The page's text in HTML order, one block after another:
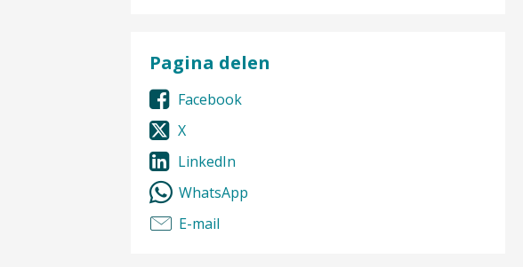
Pagina delen
Facebook
X
LinkedIn
WhatsApp
E-mail